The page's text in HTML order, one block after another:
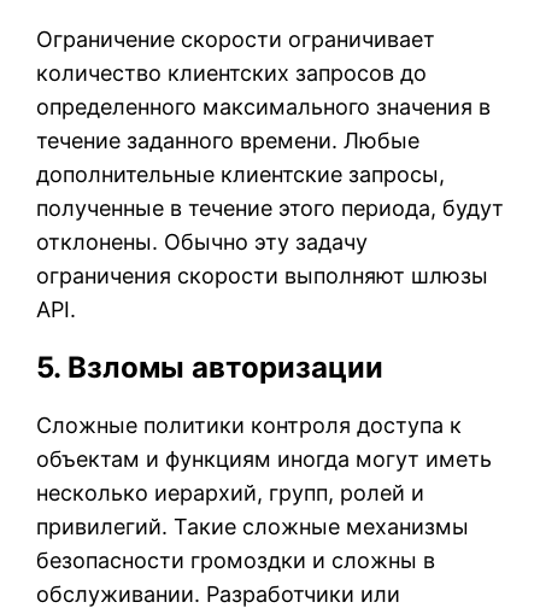
Ограничение скорости ограничивает
количество клиентских запросов до
определенного максимального значения в
течение заданного времени. Любые
дополнительные клиентские запросы,
полученные в течение этого периода, будут
отклонены. Обычно эту задачу
ограничения скорости выполняют шлюзы
API.
5. Взломы авторизации
Сложные политики контроля доступа к
объектам и функциям иногда могут иметь
несколько иерархий, групп, ролей и
привилегий. Такие сложные механизмы
безопасности громоздки и сложны в
обслуживании. Разработчики или